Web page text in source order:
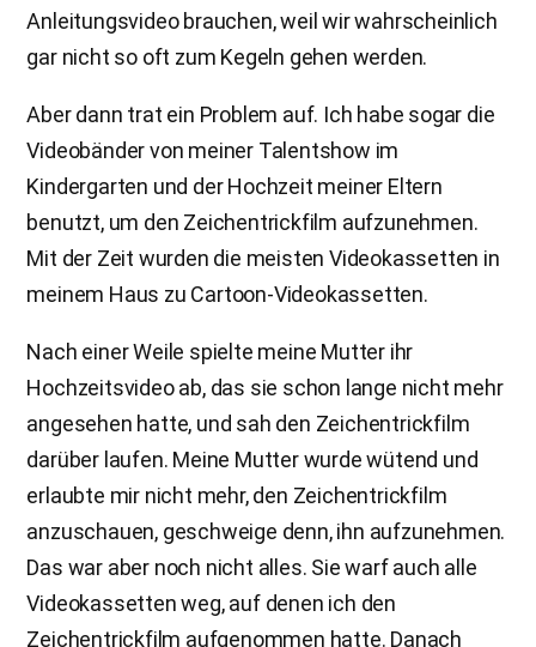
Anleitungsvideo brauchen, weil wir wahrscheinlich
gar nicht so oft zum Kegeln gehen werden.
Aber dann trat ein Problem auf. Ich habe sogar die
Videobänder von meiner Talentshow im
Kindergarten und der Hochzeit meiner Eltern
benutzt, um den Zeichentrickfilm aufzunehmen.
Mit der Zeit wurden die meisten Videokassetten in
meinem Haus zu Cartoon-Videokassetten.
Nach einer Weile spielte meine Mutter ihr
Hochzeitsvideo ab, das sie schon lange nicht mehr
angesehen hatte, und sah den Zeichentrickfilm
darüber laufen. Meine Mutter wurde wütend und
erlaubte mir nicht mehr, den Zeichentrickfilm
anzuschauen, geschweige denn, ihn aufzunehmen.
Das war aber noch nicht alles. Sie warf auch alle
Videokassetten weg, auf denen ich den
Zeichentrickfilm aufgenommen hatte. Danach